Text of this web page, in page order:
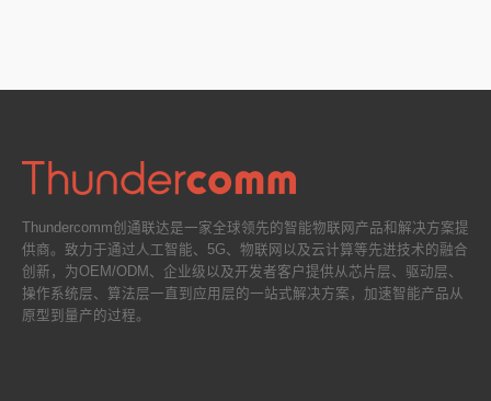
Thundercomm创通联达是一家全球领先的智能物联网产品和解决方案提
供商。致力于通过人工智能、5G、物联网以及云计算等先进技术的融合
创新，为OEM/ODM、企业级以及开发者客户提供从芯片层、驱动层、
操作系统层、算法层一直到应用层的一站式解决方案，加速智能产品从
原型到量产的过程。